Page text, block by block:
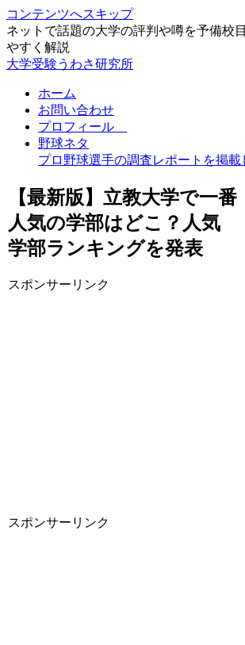
コンテンツへスキップ
ネットで話題の大学の評判や噂を予備校
やすく解説
大学受験うわさ研究所
ホーム
お問い合わせ
プロフィール
野球ネタ
プロ野球選手の調査レポートを掲載
【最新版】立教大学で一番
人気の学部はどこ？人気
学部ランキングを発表
スポンサーリンク
スポンサーリンク